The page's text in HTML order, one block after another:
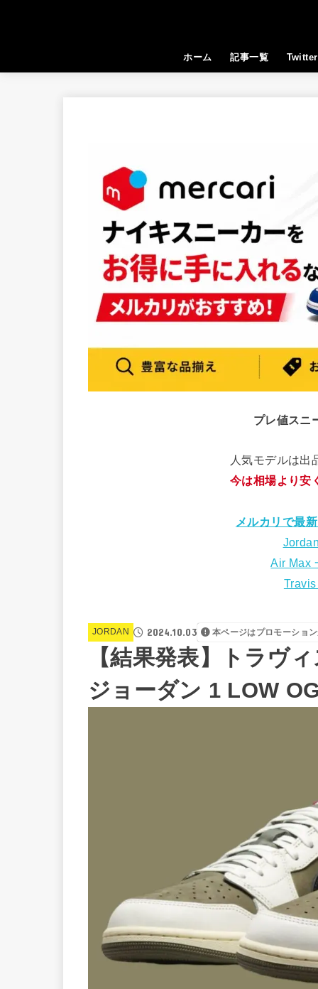
ホーム 記事一覧 Twitter
プレ値スニ
人気モデルは出
今は相場より安
メルカリで最
Air Max
JORDAN 2024.10.03 本ページはプロモーショ
【結果発表】トラヴ
ジョーダン 1 LOW